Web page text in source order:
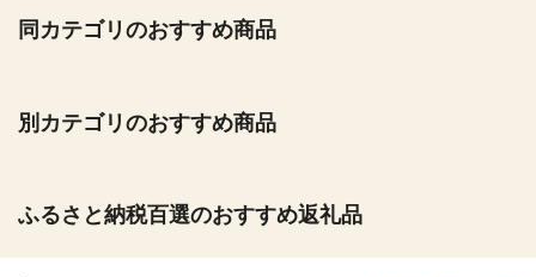
同カテゴリのおすすめ商品
別カテゴリのおすすめ商品
ふるさと納税百選のおすすめ返礼品